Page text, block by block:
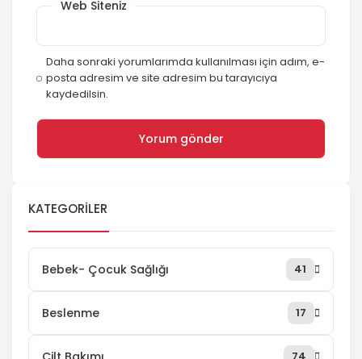
Web Siteniz
Daha sonraki yorumlarımda kullanılması için adım, e-
posta adresim ve site adresim bu tarayıcıya
kaydedilsin.
KATEGORILER
Bebek- Çocuk Sağlığı 41
Beslenme 17